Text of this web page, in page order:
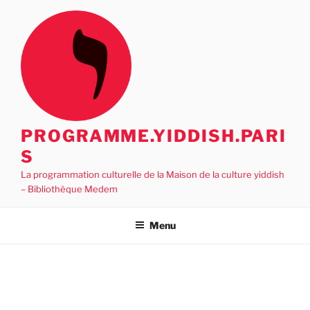
contenu
principal
PROGRAMME.YIDDISH.PARI
S
La programmation culturelle de la Maison de la culture yiddish
– Bibliothèque Medem
Menu